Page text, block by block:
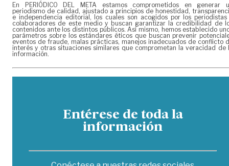
En PERIÓDICO DEL META estamos comprometidos en generar
periodismo de calidad, ajustado a principios de honestidad,
e independencia editorial, los cuales son acogidos por los periodistas
colaboradores de este medio y buscan garantizar la credibilidad de
contenidos ante los distintos públicos. Así mismo, hemos establecido
parámetros sobre los estándares éticos que buscan prevenir
eventos de fraude, malas prácticas, manejos inadecuados de conflicto
interés y otras situaciones similares que comprometan la veracidad de
información.
Entérese de toda la
información